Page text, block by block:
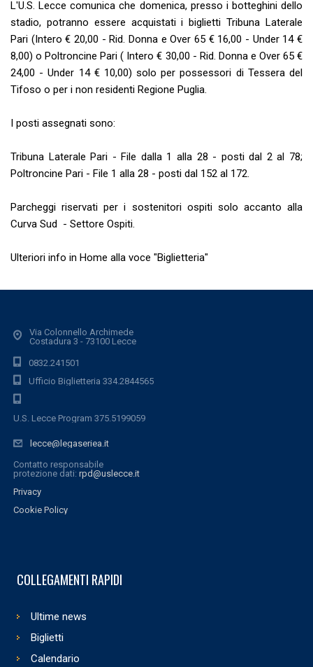
L'U.S. Lecce comunica che domenica, presso i botteghini dello
stadio, potranno essere acquistati i biglietti Tribuna Laterale
Pari (Intero € 20,00 - Rid. Donna e Over 65 € 16,00 - Under 14 €
8,00) o Poltroncine Pari ( Intero € 30,00 - Rid. Donna e Over 65 €
24,00 - Under 14 € 10,00) solo per possessori di Tessera del
Tifoso o per i non residenti Regione Puglia.
I posti assegnati sono:
Tribuna Laterale Pari - File dalla 1 alla 28 - posti dal 2 al 78;
Poltroncine Pari - File 1 alla 28 - posti dal 152 al 172.
Parcheggi riservati per i sostenitori ospiti solo accanto alla
Curva Sud - Settore Ospiti.
Ulteriori info in Home alla voce "Biglietteria"
Via Colonnello Archimede
Costadura 3 - 73100 Lecce
0832.241501
Ufficio Biglietteria 334.2844565
U.S. Lecce Program 375.5199059
lecce@legaseriea.it
Contatto responsabile
protezione dati: rpd@uslecce.it
Privacy
Cookie Policy
COLLEGAMENTI RAPIDI
Ultime news
Biglietti
Calendario